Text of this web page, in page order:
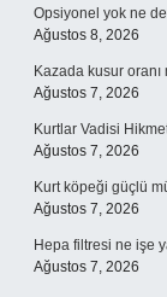
Opsiyonel yok ne
Ağustos 8, 2026
Kazada kusur
Ağustos 7, 2026
Kurtlar Vadisi
Ağustos 7, 2026
Kurt köpeği güçlü
Ağustos 7, 2026
Hepa filtresi ne işe
Ağustos 7, 2026